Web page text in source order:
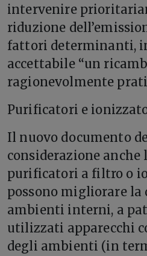
intervenire
riduzione
fattori determinanti,
accettabile “un
ragionevolmente
Purificatori e
Il nuovo documento
considerazione anche
purificatori a filtro o
possono migliorare
ambienti interni, a
utilizzati apparecchi
degli ambienti (in